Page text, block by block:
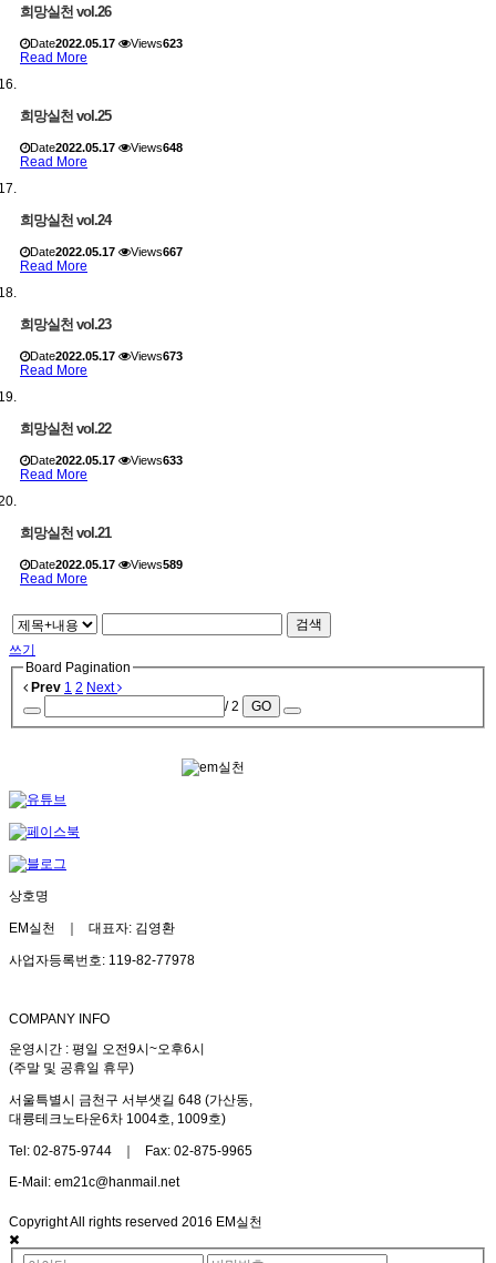
희망실천 vol.26
Date2022.05.17 Views623
Read More
희망실천 vol.25
Date2022.05.17 Views648
Read More
희망실천 vol.24
Date2022.05.17 Views667
Read More
희망실천 vol.23
Date2022.05.17 Views673
Read More
희망실천 vol.22
Date2022.05.17 Views633
Read More
희망실천 vol.21
Date2022.05.17 Views589
Read More
검색
쓰기
Board Pagination
Prev 1 2 Next
/ 2
GO
상호명
EM실천 ｜ 대표자: 김영환
사업자등록번호: 119-82-77978
COMPANY INFO
운영시간 : 평일 오전9시~오후6시
(주말 및 공휴일 휴무)
서울특별시 금천구 서부샛길 648 (가산동,
대륭테크노타운6차 1004호, 1009호)
Tel: 02-875-9744 ｜ Fax: 02-875-9965
E-Mail: em21c@hanmail.net
Copyright All rights reserved 2016 EM실천